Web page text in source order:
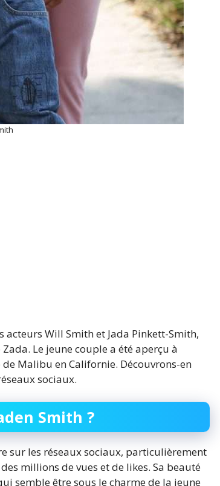
acteurs Will Smith et Jada Pinkett-Smith,
Le jeune couple a été aperçu à
Malibu en Californie. Découvrons-en
sociaux.
Smith ?
sur les réseaux sociaux, particulièrement
millions de vues et de likes. Sa beauté
semble être sous le charme de la jeune